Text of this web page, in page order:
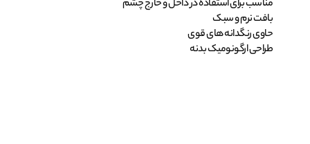
مناسب برای استفاده در داخل و خارج چشم
بافت نرم و سبک
حاوی رنگدانه های قوی
طراحی ارگونومیک بدنه